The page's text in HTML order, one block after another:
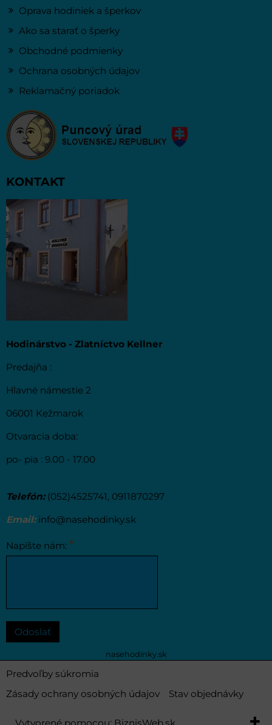
Oprava hodiniek a šperkov
Ako sa starať o šperky
Obchodné podmienky
Ochrana osobných údajov
Reklamačný poriadok
KONTAKT
Hodinárstvo - Zlatníctvo Kellner
Predajňa :
Hlavné námestie 2
06001 Kežmarok
Otvaracia doba:
po- pia : 9.00 - 17.00
Telefón:(052)4525741, 0911870297
Email: info@nasehodinky.sk
Napíšte nám: *
Odoslať
nasehodinky.sk
Predvoľby súkromia
Zásady ochrany osobných údajov
Stav objednávky